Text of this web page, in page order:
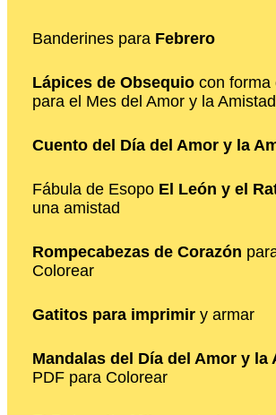
Banderines para Febrero
Lápices de Obsequio con forma
para el Mes del Amor y la Amistad
Cuento del Día del Amor y la
Fábula de Esopo El León y el
una amistad
Rompecabezas de Corazón
Colorear
Gatitos para imprimir y armar
Mandalas del Día del Amor y la
PDF para Colorear